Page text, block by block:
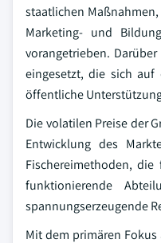
staatlichen
Marketing- und
vorangetrieben.
eingesetzt, die sich auf
öffentliche
Die volatilen Preise der
Entwicklung des
Fischereimethoden,
funktionierende
spannungserzeugende
Mit dem primären